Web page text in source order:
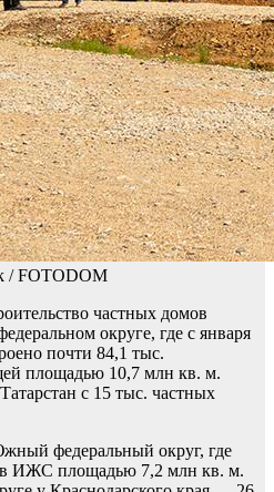
/ FOTODOM
частных домов
округе, где с января
почти 84,1 тыс.
площадью 10,7 млн кв. м.
с 15 тыс. частных
федеральный округ, где
ИЖС площадью 7,2 млн кв. м.